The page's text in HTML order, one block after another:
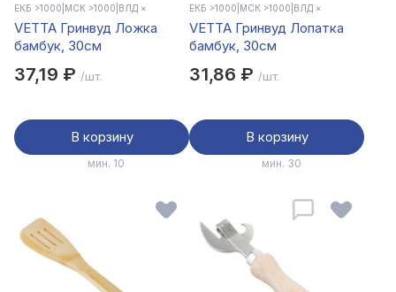
ЕКБ >1000 МСК >1000 ВЛД ×
VETTA Гринвуд Ложка
бамбук, 30см
37,19 ₽ /шт.
В корзину
мин. 10
ЕКБ >1000 МСК >1000 ВЛД ×
VETTA Гринвуд Лопатка
бамбук, 30см
31,86 ₽ /шт.
В корзину
мин. 30